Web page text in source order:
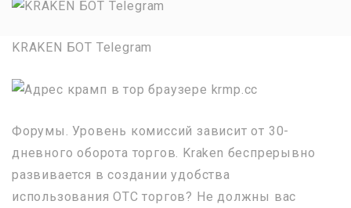
KRAKEN БОТ Telegram
Форумы. Уровень комиссий зависит от 30-
дневного оборота торгов. Kraken беспрерывно
развивается в создании удобства
использования OTC торгов? Не должны вас